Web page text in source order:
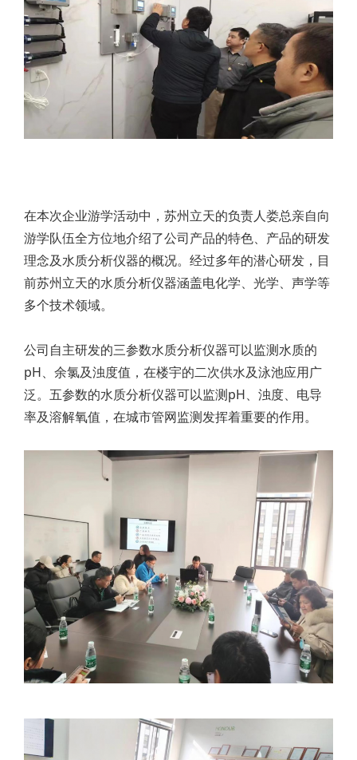
在本次企业游学活动中，苏州立天的负责人娄总亲自向
游学队伍全方位地介绍了公司产品的特色、产品的研发
理念及水质分析仪器的概况。经过多年的潜心研发，目
前苏州立天的水质分析仪器涵盖电化学、光学、声学等
多个技术领域。
公司自主研发的三参数水质分析仪器可以监测水质的
pH、余氯及浊度值，在楼宇的二次供水及泳池应用广
泛。五参数的水质分析仪器可以监测pH、浊度、电导
率及溶解氧值，在城市管网监测发挥着重要的作用。